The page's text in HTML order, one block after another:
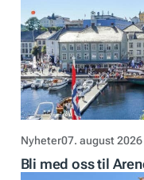
Nyheter07. august 2026
Bli med oss til